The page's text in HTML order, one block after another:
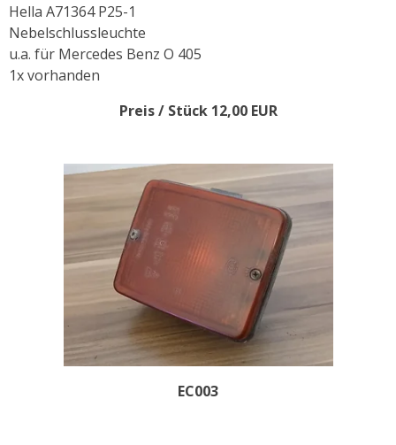
Hella A71364 P25-1
Nebelschlussleuchte
u.a. für Mercedes Benz O 405
1x vorhanden
Preis / Stück 12,00 EUR
EC003